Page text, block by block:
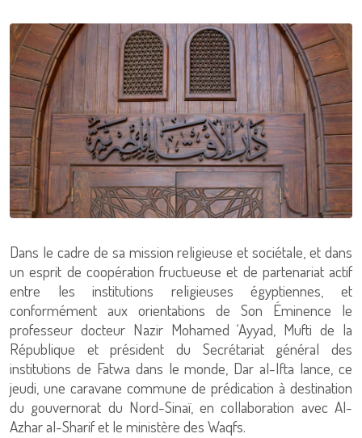
Dans le cadre de sa mission religieuse et sociétale, et dans
un esprit de coopération fructueuse et de partenariat actif
entre les institutions religieuses égyptiennes, et
conformément aux orientations de Son Éminence le
professeur docteur Nazir Mohamed ‘Ayyad, Mufti de la
République et président du Secrétariat général des
institutions de Fatwa dans le monde, Dar al-Ifta lance, ce
jeudi, une caravane commune de prédication à destination
du gouvernorat du Nord-Sinaï, en collaboration avec Al-
Azhar al-Sharif et le ministère des Waqfs.